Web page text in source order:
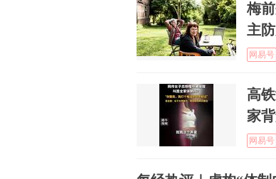
梅
主
网易号
高
家
网易号